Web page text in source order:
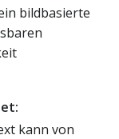
bildbasierte
kann von